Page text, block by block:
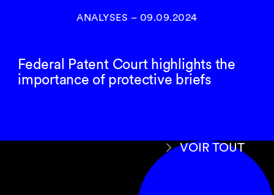
ANALYSES – 09.09.2024
Federal Patent Court highlights the
importance of protective briefs
VOIR TOUT